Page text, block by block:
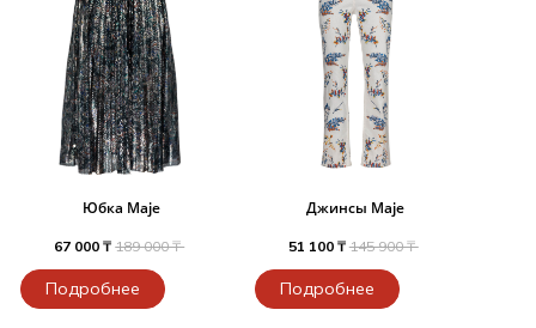
Юбка Maje
67 000 ₸189 000 ₸
Подробнее
Джинсы Maje
51 100 ₸ 145 900 ₸
Подробнее